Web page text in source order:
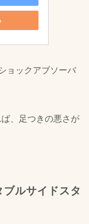
ョックアブソーバ
、足つきの悪さが
ルサイドスタ